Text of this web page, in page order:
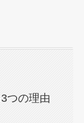
つの理由